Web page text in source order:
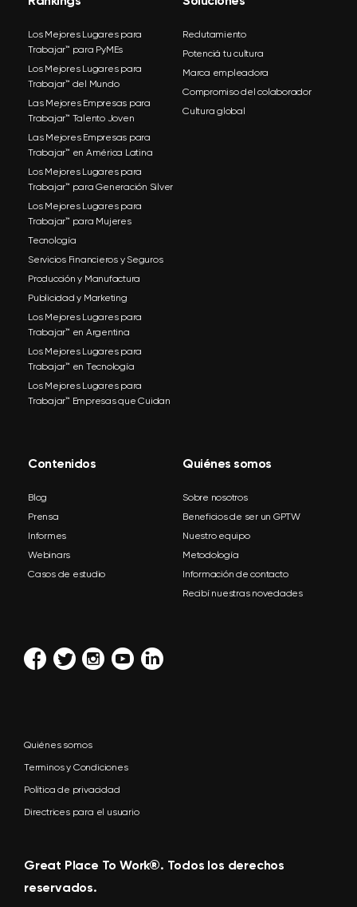
Los Mejores Lugares para
Trabajar™ para PyMEs
Los Mejores Lugares para
Trabajar™ del Mundo
Las Mejores Empresas para
Trabajar™ Talento Joven
Las Mejores Empresas para
Trabajar™ en América Latina
Los Mejores Lugares para
Trabajar™ para Generación Silver
Los Mejores Lugares para
Trabajar™ para Mujeres
Tecnología
Servicios Financieros y Seguros
Producción y Manufactura
Publicidad y Marketing
Los Mejores Lugares para
Trabajar™ en Argentina
Los Mejores Lugares para
Trabajar™ en Tecnología
Los Mejores Lugares para
Trabajar™ Empresas que Cuidan
Reclutamiento
Potenciá tu cultura
Marca empleadora
Compromiso del colaborador
Cultura global
Contenidos
Blog
Prensa
Informes
Webinars
Casos de estudio
Quiénes somos
Sobre nosotros
Beneficios de ser un GPTW
Nuestro equipo
Metodología
Información de contacto
Recibí nuestras novedades
Quiénes somos
Terminos y Condiciones
Política de privacidad
Directrices para el usuario
Great Place To Work®. Todos los derechos
reservados.